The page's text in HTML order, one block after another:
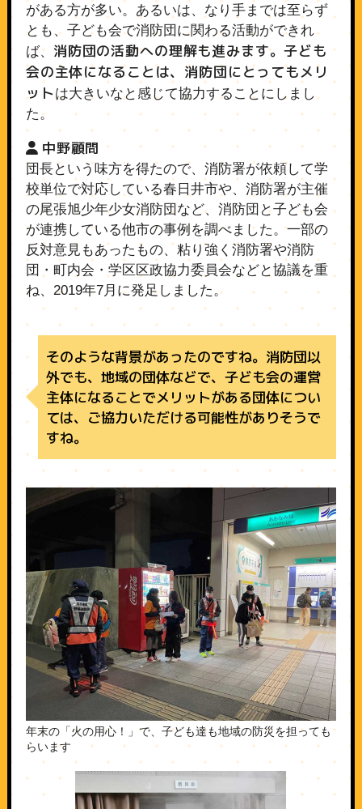
がある方が多い。あるいは、なり手までは至らず
とも、子ども会で消防団に関わる活動ができれ
ば、 消防団の活動への理解も進みます。子ども
会の主体になることは、消防団にとってもメリ
ットは大きいなと感じて協力することにしまし
た。
中野顧問
団長という味方を得たので、消防署が依頼して学
校単位で対応している春日井市や、消防署が主催
の尾張旭少年少女消防団など、消防団と子ども会
が連携している他市の事例を調べました。一部の
反対意見もあったもの、粘り強く消防署や消防
団・町内会・学区区政協力委員会などと協議を重
ね、2019年7月に発足しました。
そのような背景があったのですね。消防団以
外でも、地域の団体などで、子ども会の運営
主体になることでメリットがある団体につい
ては、ご協力いただける可能性がありそうで
すね。
年末の「火の用心！」で、子ども達も地域の防災を担っても
らいます